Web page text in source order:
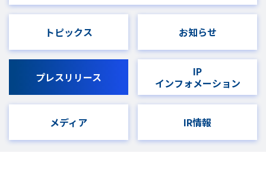
トピックス お知らせ
プレスリリース
IP
インフォメーション
メディア IR情報